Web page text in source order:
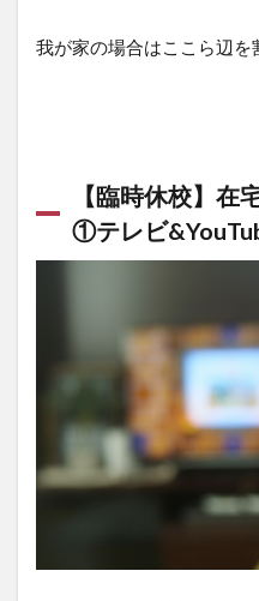
我が家の場合はここら辺を
【臨時休校】在
①テレビ